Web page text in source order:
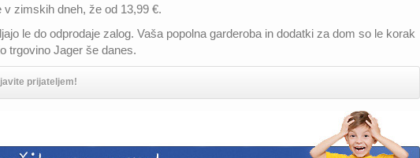
v zimskih dneh, že od 13,99 €.
le do odprodaje zalog. Vaša popolna garderoba in dodatki za dom so le korak
trgovino Jager še danes.
prijateljem!